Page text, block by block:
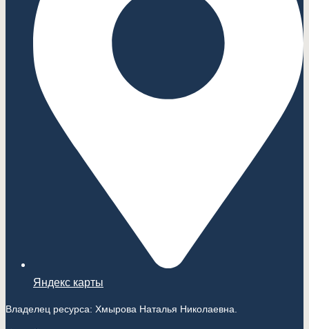
Яндекс карты
Владелец ресурса: Хмырова Наталья Николаевна.